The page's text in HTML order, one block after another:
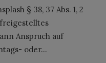
§ 38, 37 Abs. 1, 2
Anspruch auf
oder…